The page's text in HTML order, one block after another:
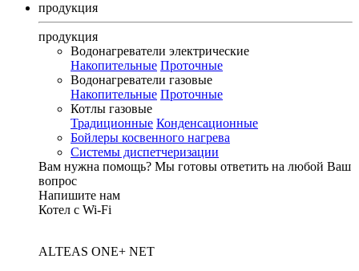
продукция
продукция
Водонагреватели электрические
Накопительные Проточные
Водонагреватели газовые
Накопительные Проточные
Котлы газовые
Традиционные Конденсационные
Бойлеры косвенного нагрева
Системы диспетчеризации
Вам нужна помощь? Мы готовы ответить на любой Ваш
вопрос
Напишите нам
Котел с Wi-Fi
ALTEAS ONE+ NET